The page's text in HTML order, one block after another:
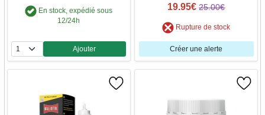
En stock, expédié sous
12/24h
Quantité
Ajouter
19.95€ 25.00€
Rupture de stock
Créer une alerte